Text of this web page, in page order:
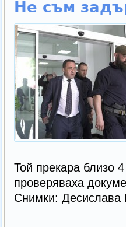
Не съм
Той прекара близо
проверяваха
Снимки: Десислава